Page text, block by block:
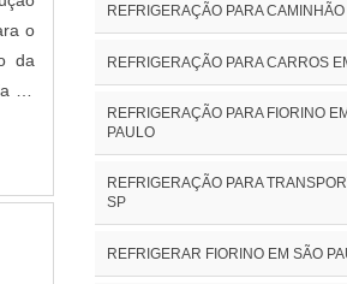
o
da
da
REFRIGERAÇÃO PARA
REFRIGERAÇÃO PARA CARROS
REFRIGERAÇÃO PARA FIORINO
PAULO
REFRIGERAÇÃO PARA
SP
REFRIGERAR FIORINO EM SÃO